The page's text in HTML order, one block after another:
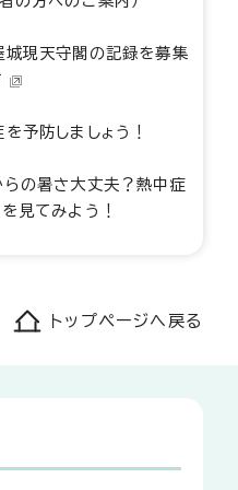
城現天守閣の記録を募集
予防しましょう！
らの暑さ大丈夫？熱中症
見てみよう！
トップページへ戻る